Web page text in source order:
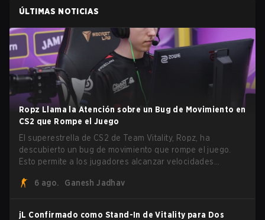
ÚLTIMAS NOTICIAS
Ropz Llama la Atención sobre un Bug de Movimiento en
CS2 que Rompe el Juego
El superestrella de CS2 de Team Vitality, Ropz, ha
descubierto un bug de movimiento que rompe el juego.
Esto permite a los jugadores alcanzar velocidades
6 ago.
Ganesh Jadhav
jL Confirmado como Stand-In de Vitality para Dos